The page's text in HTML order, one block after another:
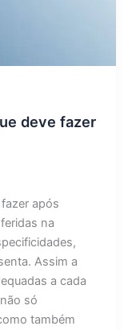
deve fazer
após
na
Assim a
a cada
só
também